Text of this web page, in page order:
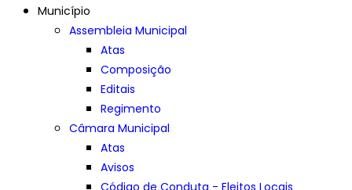
Município
Assembleia Municipal
Atas
Composição
Editais
Regimento
Câmara Municipal
Atas
Avisos
Código de Conduta - Eleitos Locais